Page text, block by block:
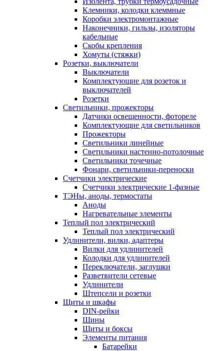
Клемники, колодки клеммные
Коробки электромонтажные
Наконечники, гильзы, изоляторы
кабельные
Скобы крепления
Хомуты (стяжки)
Розетки, выключатели
Выключатели
Комплектующие для розеток и
выключателей
Розетки
Светильники, прожекторы
Датчики освещенности, фотореле
Комплектующие для светильников
Прожекторы
Светильники линейные
Светильники настенно-потолочные
Светильники точечные
Фонари, светильники-переноски
Счетчики электрические
Счетчики электрические 1-фазные
ТЭНы, аноды, термостаты
Аноды
Нагревательные элементы
Теплый пол электрический
Теплый пол электрический
Удлинители, вилки, адаптеры
Вилки для удлинителей
Колодки для удлинителей
Переключатели, заглушки
Разветвители сетевые
Удлинители
Штепсели и розетки
Щиты и шкафы
DIN-рейки
Шины
Щиты и боксы
Элементы питания
Батарейки